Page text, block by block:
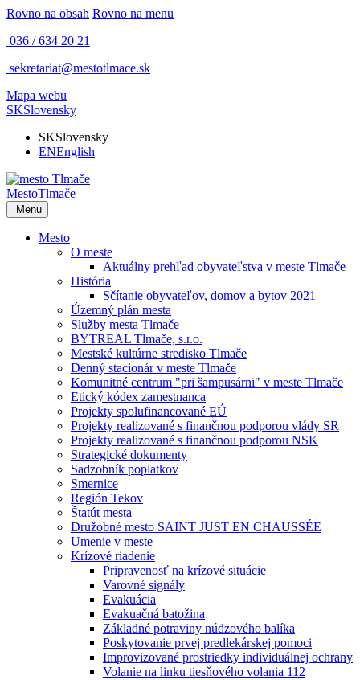
Rovno na obsah Rovno na menu
036 / 634 20 21
sekretariat@mestotlmace.sk
Mapa webu
SKSlovensky
SKSlovensky
ENEnglish
MestoTlmače
Menu
Mesto
O meste
Aktuálny prehľad obyvateľstva v meste Tlmače
História
Sčítanie obyvateľov, domov a bytov 2021
Územný plán mesta
Služby mesta Tlmače
BYTREAL Tlmače, s.r.o.
Mestské kultúrne stredisko Tlmače
Denný stacionár v meste Tlmače
Komunitné centrum "pri šampusárni" v meste Tlmače
Etický kódex zamestnanca
Projekty spolufinancované EÚ
Projekty realizované s finančnou podporou vlády SR
Projekty realizované s finančnou podporou NSK
Strategické dokumenty
Sadzobník poplatkov
Smernice
Región Tekov
Štatút mesta
Družobné mesto SAINT JUST EN CHAUSSÉE
Umenie v meste
Krízové riadenie
Pripravenosť na krízové situácie
Varovné signály
Evakuácia
Evakuačná batožina
Základné potraviny núdzového balíka
Poskytovanie prvej predlekárskej pomoci
Improvizované prostriedky individuálnej ochrany
Volanie na linku tiesňového volania 112